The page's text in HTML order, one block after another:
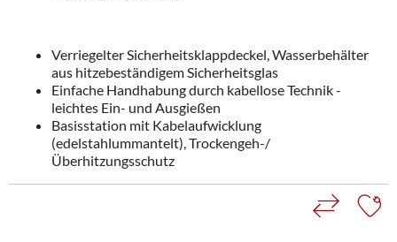
Verriegelter Sicherheitsklappdeckel, Wasserbehälter
aus hitzebeständigem Sicherheitsglas
Einfache Handhabung durch kabellose Technik -
leichtes Ein- und Ausgießen
Basisstation mit Kabelaufwicklung
(edelstahlummantelt), Trockengeh-/
Überhitzungsschutz